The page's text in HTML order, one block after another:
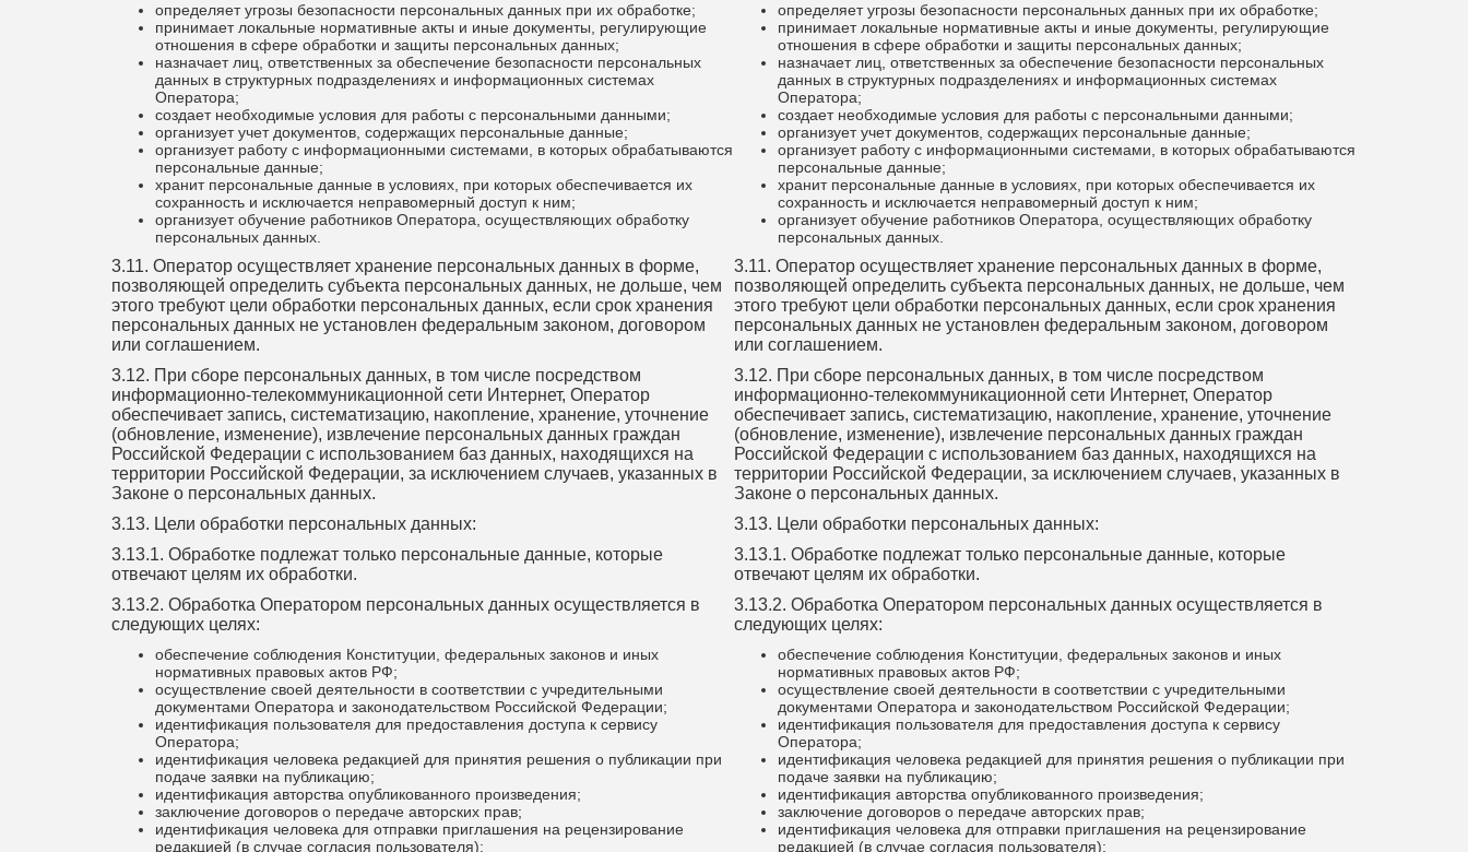
определяет угрозы безопасности персональных данных при их обработке;
принимает локальные нормативные акты и иные документы, регулирующие
отношения в сфере обработки и защиты персональных данных;
назначает лиц, ответственных за обеспечение безопасности персональных
данных в структурных подразделениях и информационных системах
Оператора;
создает необходимые условия для работы с персональными данными;
организует учет документов, содержащих персональные данные;
организует работу с информационными системами, в которых обрабатываются
персональные данные;
хранит персональные данные в условиях, при которых обеспечивается их
сохранность и исключается неправомерный доступ к ним;
организует обучение работников Оператора, осуществляющих обработку
персональных данных.
3.11. Оператор осуществляет хранение персональных данных в форме,
позволяющей определить субъекта персональных данных, не дольше, чем
этого требуют цели обработки персональных данных, если срок хранения
персональных данных не установлен федеральным законом, договором
или соглашением.
3.12. При сборе персональных данных, в том числе посредством
информационно-телекоммуникационной сети Интернет, Оператор
обеспечивает запись, систематизацию, накопление, хранение, уточнение
(обновление, изменение), извлечение персональных данных граждан
Российской Федерации с использованием баз данных, находящихся на
территории Российской Федерации, за исключением случаев, указанных в
Законе о персональных данных.
3.13. Цели обработки персональных данных:
3.13.1. Обработке подлежат только персональные данные, которые
отвечают целям их обработки.
3.13.2. Обработка Оператором персональных данных осуществляется в
следующих целях:
обеспечение соблюдения Конституции, федеральных законов и иных
нормативных правовых актов РФ;
осуществление своей деятельности в соответствии с учредительными
документами Оператора и законодательством Российской Федерации;
идентификация пользователя для предоставления доступа к сервису
Оператора;
идентификация человека редакцией для принятия решения о публикации при
подаче заявки на публикацию;
идентификация авторства опубликованного произведения;
заключение договоров о передаче авторских прав;
идентификация человека для отправки приглашения на рецензирование
редакцией (в случае согласия пользователя);
определяет угрозы безопасности персональных данных при их обработке;
принимает локальные нормативные акты и иные документы, регулирующие
отношения в сфере обработки и защиты персональных данных;
назначает лиц, ответственных за обеспечение безопасности персональных
данных в структурных подразделениях и информационных системах
Оператора;
создает необходимые условия для работы с персональными данными;
организует учет документов, содержащих персональные данные;
организует работу с информационными системами, в которых обрабатываются
персональные данные;
хранит персональные данные в условиях, при которых обеспечивается их
сохранность и исключается неправомерный доступ к ним;
организует обучение работников Оператора, осуществляющих обработку
персональных данных.
3.11. Оператор осуществляет хранение персональных данных в форме,
позволяющей определить субъекта персональных данных, не дольше, чем
этого требуют цели обработки персональных данных, если срок хранения
персональных данных не установлен федеральным законом, договором
или соглашением.
3.12. При сборе персональных данных, в том числе посредством
информационно-телекоммуникационной сети Интернет, Оператор
обеспечивает запись, систематизацию, накопление, хранение, уточнение
(обновление, изменение), извлечение персональных данных граждан
Российской Федерации с использованием баз данных, находящихся на
территории Российской Федерации, за исключением случаев, указанных в
Законе о персональных данных.
3.13. Цели обработки персональных данных:
3.13.1. Обработке подлежат только персональные данные, которые
отвечают целям их обработки.
3.13.2. Обработка Оператором персональных данных осуществляется в
следующих целях:
обеспечение соблюдения Конституции, федеральных законов и иных
нормативных правовых актов РФ;
осуществление своей деятельности в соответствии с учредительными
документами Оператора и законодательством Российской Федерации;
идентификация пользователя для предоставления доступа к сервису
Оператора;
идентификация человека редакцией для принятия решения о публикации при
подаче заявки на публикацию;
идентификация авторства опубликованного произведения;
заключение договоров о передаче авторских прав;
идентификация человека для отправки приглашения на рецензирование
редакцией (в случае согласия пользователя);